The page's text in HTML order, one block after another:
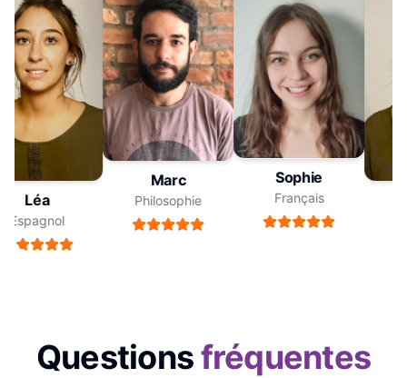
Léa
Espagnol
Marc
Philosophie
Sophie
Français
Questionsfréquentes